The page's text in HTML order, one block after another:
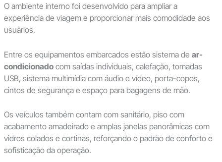
O ambiente interno foi desenvolvido para ampliar a
experiência de viagem e proporcionar mais comodidade aos
usuários.
Entre os equipamentos embarcados estão sistema de ar-
condicionadocom saídas individuais, calefação, tomadas
USB, sistema multimídia com áudio e vídeo, porta-copos,
cintos de segurança e espaço para bagagens de mão.
Os veículos também contam com sanitário, piso com
acabamento amadeirado e amplas janelas panorâmicas com
vidros colados e cortinas, reforçando o padrão de conforto e
sofisticação da operação.